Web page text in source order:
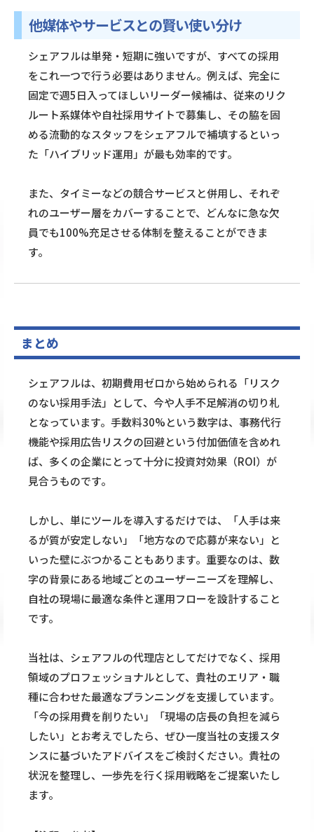
他媒体やサービスとの賢い使い分け
シェアフルは単発・短期に強いですが、すべての採用
をこれ一つで行う必要はありません。例えば、完全に
固定で週5日入ってほしいリーダー候補は、従来のリク
ルート系媒体や自社採用サイトで募集し、その脇を固
める流動的なスタッフをシェアフルで補填するといっ
た「ハイブリッド運用」が最も効率的です。
また、タイミーなどの競合サービスと併用し、それぞ
れのユーザー層をカバーすることで、どんなに急な欠
員でも100%充足させる体制を整えることができま
す。
まとめ
シェアフルは、初期費用ゼロから始められる「リスク
のない採用手法」として、今や人手不足解消の切り札
となっています。手数料30%という数字は、事務代行
機能や採用広告リスクの回避という付加価値を含めれ
ば、多くの企業にとって十分に投資対効果（ROI）が
見合うものです。
しかし、単にツールを導入するだけでは、「人手は来
るが質が安定しない」「地方なので応募が来ない」と
いった壁にぶつかることもあります。重要なのは、数
字の背景にある地域ごとのユーザーニーズを理解し、
自社の現場に最適な条件と運用フローを設計すること
です。
当社は、シェアフルの代理店としてだけでなく、採用
領域のプロフェッショナルとして、貴社のエリア・職
種に合わせた最適なプランニングを支援しています。
「今の採用費を削りたい」「現場の店長の負担を減ら
したい」とお考えでしたら、ぜひ一度当社の支援スタ
ンスに基づいたアドバイスをご検討ください。貴社の
状況を整理し、一歩先を行く採用戦略をご提案いたし
ます。